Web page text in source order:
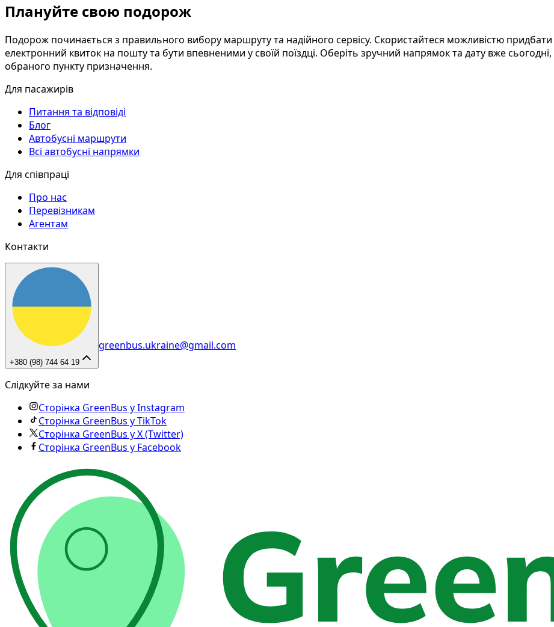
Плануйте свою подорож
Подорож починається з правильного вибору маршруту та надійного сервісу. Скористайтеся можливістю придбати
електронний квиток на пошту та бути впевненими у своїй поїздці. Оберіть зручний напрямок та дату вже
обраного пункту призначення.
Для пасажирів
Питання та відповіді
Блог
Автобусні маршрути
Всі автобусні напрямки
Для співпраці
Про нас
Перевізникам
Агентам
Контакти
+380 (98) 744 64 19
greenbus.ukraine@gmail.com
Слідкуйте за нами
Сторінка GreenBus у Instagram
Сторінка GreenBus у TikTok
Сторінка GreenBus у X (Twitter)
Сторінка GreenBus у Facebook